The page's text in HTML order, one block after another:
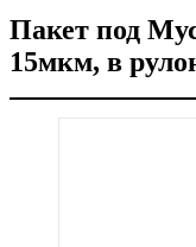
Пакет под
15мкм, в